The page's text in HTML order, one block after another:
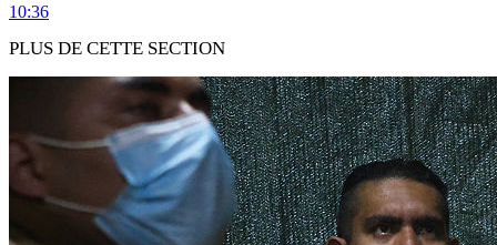
10:36
PLUS DE CETTE SECTION